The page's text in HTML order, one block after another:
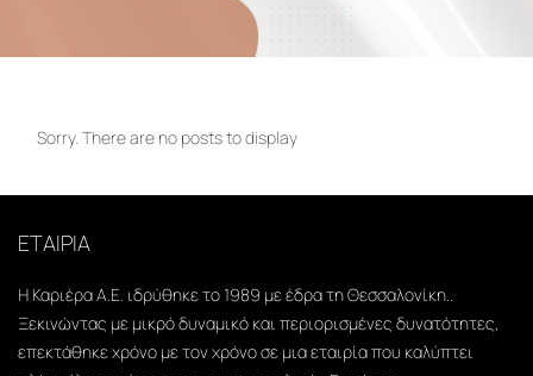
Sorry. There are no posts to display
ΕΤΑΙΡΙΑ
Η Καριέρα Α.Ε. ιδρύθηκε το 1989 με έδρα τη Θεσσαλονίκη..
Ξεκινώντας με μικρό δυναμικό και περιορισμένες δυνατότητες,
επεκτάθηκε χρόνο με τον χρόνο σε μια εταιρία που καλύπτει